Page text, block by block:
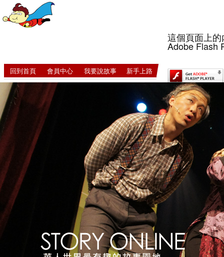
這個頁面上
Adobe Flash
回到首頁 會員中心 我要說故事 新手上路